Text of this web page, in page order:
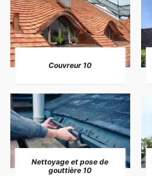
Couvreur 10
Nettoyage et pose de
gouttière 10